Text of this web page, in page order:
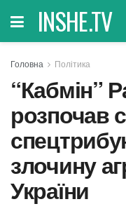
INSHE.TV
Головна Політика
“Кабмін”
розпочав
злочину
України